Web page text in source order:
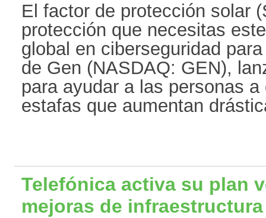
El factor de protección solar
protección que necesitas
global en ciberseguridad
de Gen (NASDAQ: GEN),
para ayudar a las personas
estafas que aumentan
Telefónica activa su plan
mejoras de infraestructura